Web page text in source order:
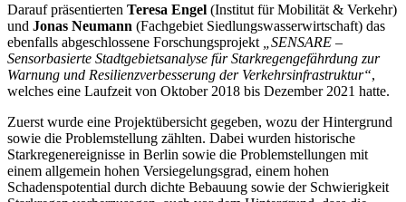
Darauf präsentierten Teresa Engel (Institut für Mobilität & Verkehr)
und Jonas Neumann (Fachgebiet Siedlungswasserwirtschaft) das
ebenfalls abgeschlossene Forschungsprojekt
„SENSARE –
Sensorbasierte Stadtgebietsanalyse für Starkregengefährdung zur
Warnung und Resilienzverbesserung der Verkehrsinfrastruktur“,
welches eine Laufzeit von Oktober 2018 bis Dezember 2021 hatte.
Zuerst wurde eine Projektübersicht gegeben, wozu der Hintergrund
sowie die Problemstellung zählten. Dabei wurden historische
Starkregenereignisse in Berlin sowie die Problemstellungen mit
einem allgemein hohen Versiegelungsgrad, einem hohen
Schadenspotential durch dichte Bebauung sowie der Schwierigkeit